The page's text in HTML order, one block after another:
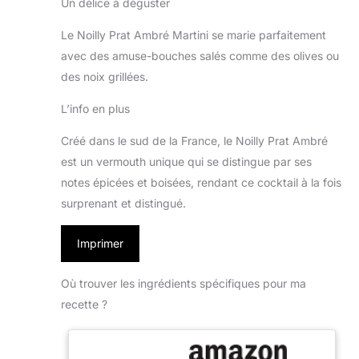
Un délice à déguster
Le Noilly Prat Ambré Martini se marie parfaitement
avec des amuse-bouches salés comme des olives ou
des noix grillées.
L’info en plus
Créé dans le sud de la France, le Noilly Prat Ambré
est un vermouth unique qui se distingue par ses
notes épicées et boisées, rendant ce cocktail à la fois
surprenant et distingué.
Imprimer
Où trouver les ingrédients spécifiques pour ma
recette ?